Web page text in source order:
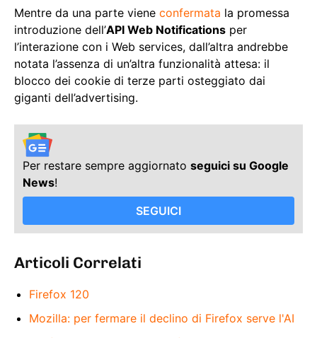
Mentre da una parte viene confermata la promessa
introduzione dell’API Web Notifications per
l’interazione con i Web services, dall’altra andrebbe
notata l’assenza di un’altra funzionalità attesa: il
blocco dei cookie di terze parti osteggiato dai
giganti dell’advertising.
Per restare sempre aggiornato seguici su Google
News!
SEGUICI
Articoli Correlati
Firefox 120
Mozilla: per fermare il declino di Firefox serve l'AI